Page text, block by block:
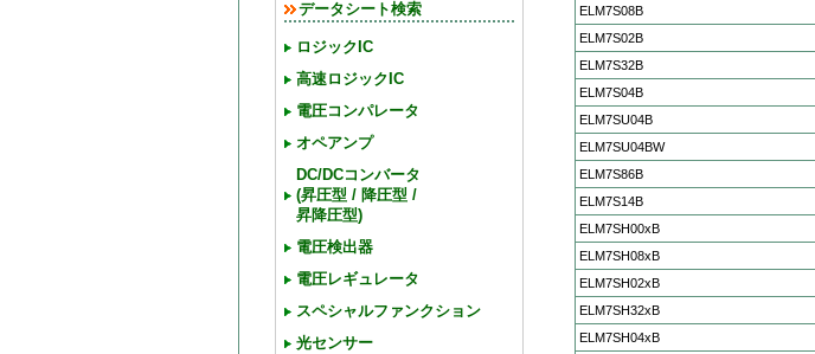
データシート検索
ロジックIC
高速ロジックIC
電圧コンパレータ
オペアンプ
DC/DCコンバータ
(昇圧型 / 降圧型 /
昇降圧型)
電圧検出器
電圧レギュレータ
スペシャルファンクション
光センサー
ELM7S08B
ELM7S02B
ELM7S32B
ELM7S04B
ELM7SU04B
ELM7SU04BW
ELM7S86B
ELM7S14B
ELM7SH00xB
ELM7SH08xB
ELM7SH02xB
ELM7SH32xB
ELM7SH04xB